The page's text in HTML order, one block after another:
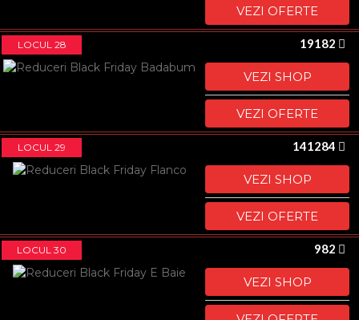
VEZI OFERTE
LOCUL 28 19182
VEZI SHOP
VEZI OFERTE
LOCUL 29 141284
VEZI SHOP
VEZI OFERTE
LOCUL 30 982
VEZI SHOP